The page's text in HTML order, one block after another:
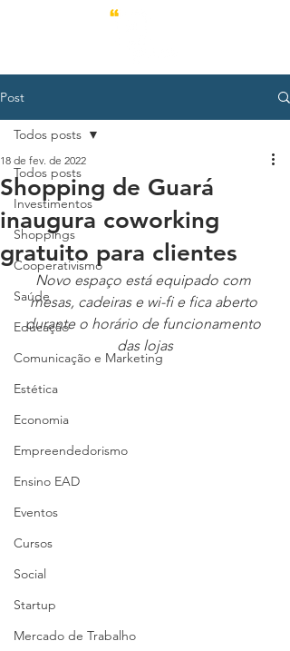
Post
Todos posts
Investimentos
Shoppings
Cooperativismo
Saúde
Educação
Comunicação e Marketing
Estética
Economia
Empreendedorismo
Ensino EAD
Eventos
Cursos
Social
Startup
Mercado de Trabalho
Todos posts
Shopping de Guará
inaugura coworking
gratuito para clientes
18 de fev. de 2022
Novo espaço está equipado com
mesas, cadeiras e wi-fi e fica aberto
durante o horário de funcionamento
das lojas